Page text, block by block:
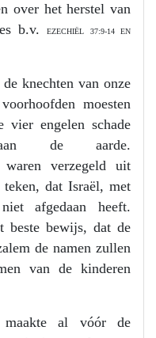
over het herstel van
b.v.EZECHIËL 37:9-14 EN
knechten van onze
moesten
vier engelen schade
aan de aarde.
waren verzegeld uit
dat Israël, met
afgedaan heeft.
beste bewijs, dat de
de namen zullen
van de kinderen
al vóór de